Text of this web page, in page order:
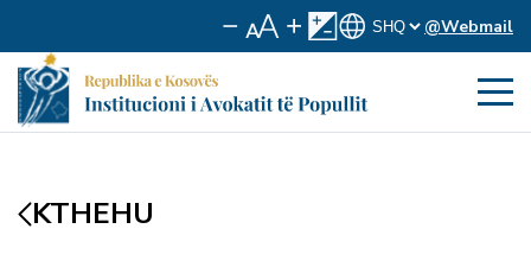
@Webmail
KTHEHU